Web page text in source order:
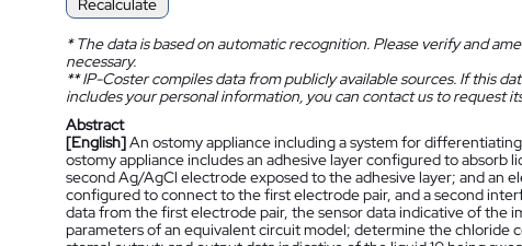
Recalculate
*The data is based on automatic recognition. Please verify and
necessary.
**IP-Coster compiles data from publicly available sources. If this
includes your personal information, you can contact us to request
Abstract
[English]An ostomy appliance including a system for
ostomy appliance includes an adhesive layer configured to absorb
second Ag/AgCl electrode exposed to the adhesive layer; and an
configured to connect to the first electrode pair, and a second
data from the first electrode pair, the sensor data indicative of
parameters of an equivalent circuit model; determine the